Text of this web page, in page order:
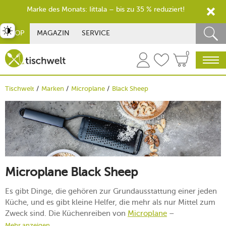
SHOP MAGAZIN SERVICE
0
Tischwelt Marken Microplane Black Sheep
Microplane Black Sheep
Es gibt Dinge, die gehören zur Grundausstattung einer jeden
Küche, und es gibt kleine Helfer, die mehr als nur Mittel zum
Zweck sind. Die Küchenreiben von Microplane –
umschalten
Marke des Monats: Iittala – bis zu 35 % reduziert!